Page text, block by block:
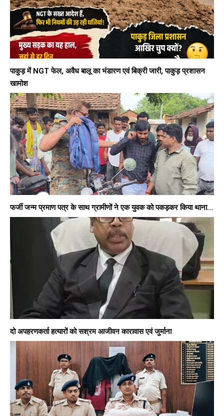
पाकुड़ में NGT फेल, अवैध बालू का भंडारण एवं बिक्री जारी, पाकुड़ प्रशासन
खामोश
फर्जी जन्म प्रमाण पत्र के साथ ग्रामीणों ने एक युवक को पकड़कर किया थाना...
दो अपहरणकर्ता हत्यारों को सश्रम आजीवन कारावास एवं जुर्माना